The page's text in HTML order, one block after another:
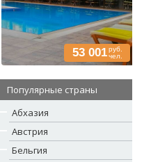
53 001руб.
чел.
Популярные страны
Абхазия
Австрия
Бельгия